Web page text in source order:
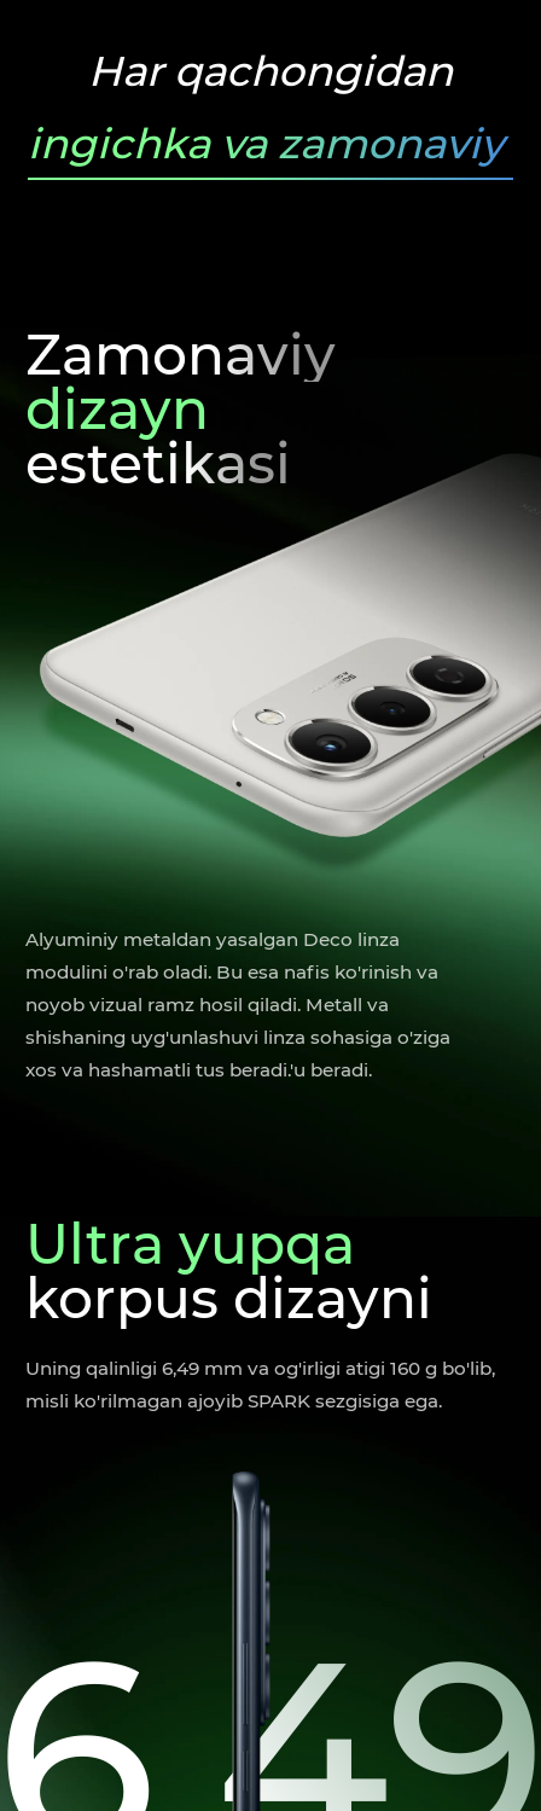
Har qachongidan
ingichka va zamonaviy
Zamonaviy
dizayn
estetikasi
Alyuminiy metaldan yasalgan Deco linza
modulini o'rab oladi. Bu esa nafis ko'rinish va
noyob vizual ramz hosil qiladi. Metall va
shishaning uyg'unlashuvi linza sohasiga o'ziga
xos va hashamatli tus beradi.'u beradi.
Ultra yupqa
korpus dizayni
Uning qalinligi 6,49 mm va og'irligi atigi 160 g bo'lib,
misli ko'rilmagan ajoyib SPARK sezgisiga ega.